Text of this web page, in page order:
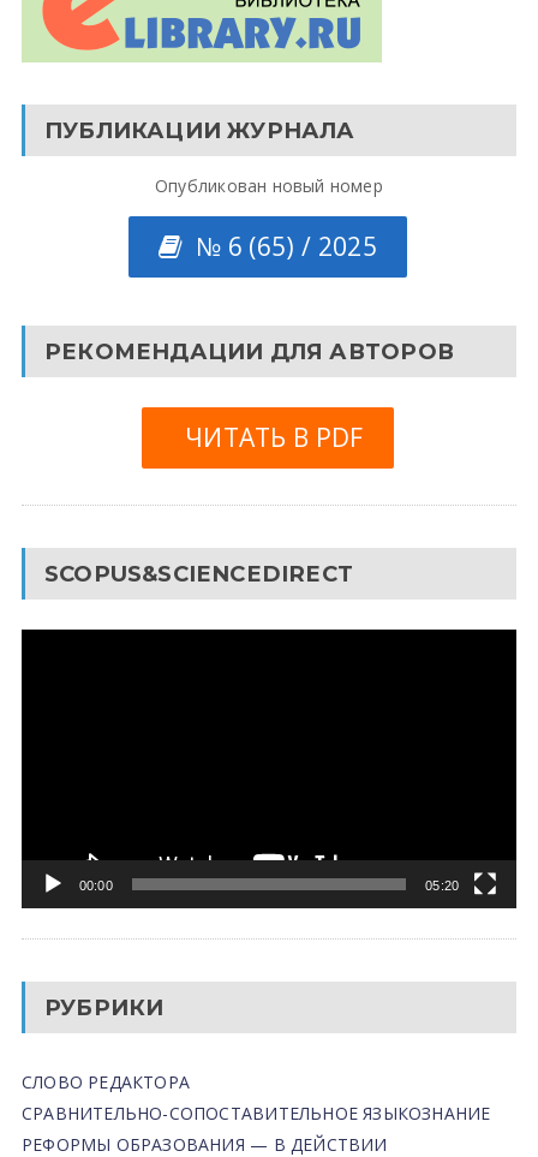
ПУБЛИКАЦИИ ЖУРНАЛА
Опубликован новый номер
№ 6 (65) / 2025
РЕКОМЕНДАЦИИ ДЛЯ АВТОРОВ
ЧИТАТЬ В PDF
SCOPUS&SCIENCEDIRECT
00:00 05:20
РУБРИКИ
СЛОВО РЕДАКТОРА
СРАВНИТЕЛЬНО-СОПОСТАВИТЕЛЬНОЕ ЯЗЫКОЗНАНИЕ
РЕФОРМЫ ОБРАЗОВАНИЯ — В ДЕЙСТВИИ